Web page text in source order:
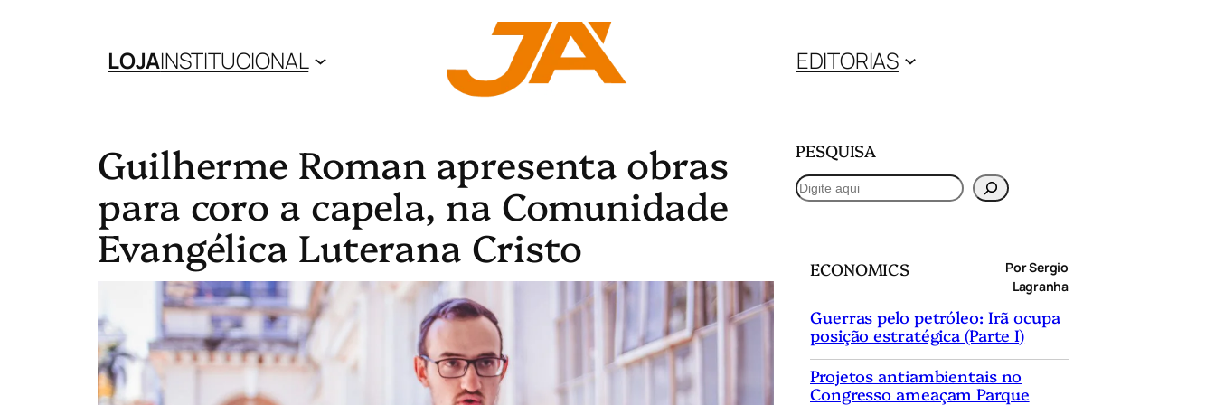
LOJAINSTITUCIONAL EDITORIAS
Guilherme Roman apresenta obras
para coro a capela, na Comunidade
Evangélica Luterana Cristo
PESQUISA
P
ECONOMICS
Por Sergio
Lagranha
Guerras pelo petróleo: Irã ocupa
posição estratégica (Parte I)
Projetos antiambientais no
Congresso ameaçam Parque